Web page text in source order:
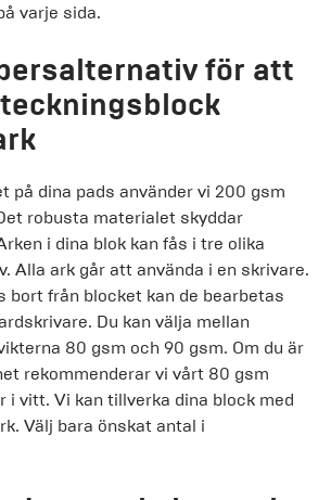
varje sida.
för att
på dina pads använder vi 200 gsm
robusta materialet skyddar
i dina blok kan fås i tre olika
Alla ark går att använda i en skrivare.
bort från blocket kan de bearbetas
Du kan välja mellan
80 gsm och 90 gsm. Om du är
rekommenderar vi vårt 80 gsm
i vitt. Vi kan tillverka dina block med
Välj bara önskat antal i